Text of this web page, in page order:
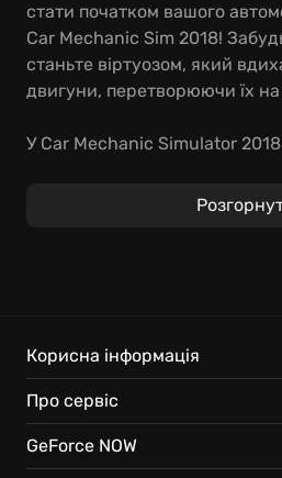
стати початком вашого
Car Mechanic Sim 2018!
станьте віртуозом, який
двигуни, перетворюючи їх на
У Car Mechanic Simulator
від заміни зношених
ліцензованих моделей авто,
реалізації найшаленіших
Особливості гри:
Корисна інформація
Про сервіс
GeForce NOW